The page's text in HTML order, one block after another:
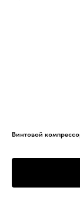
Винтовой